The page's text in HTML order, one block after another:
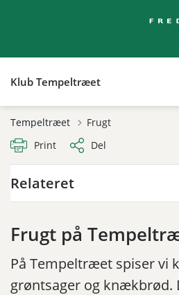
Klub Tempeltræet
Tempeltræet
Frugt
Print
Del
Relateret
Frugt på
På Tempeltræet spiser vi
grøntsager og knækbrød.